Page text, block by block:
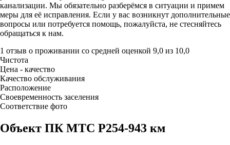
канализации. Мы обязательно разберёмся в ситуации и примем
меры для её исправления. Если у вас возникнут дополнительные
вопросы или потребуется помощь, пожалуйста, не стесняйтесь
обращаться к нам.
1 отзыв о проживании со средней оценкой 9,0 из 10,0
Чистота
Цена - качество
Качество обслуживания
Расположение
Своевременность заселения
Соответствие фото
Объект ПК МТС Р254-943 км